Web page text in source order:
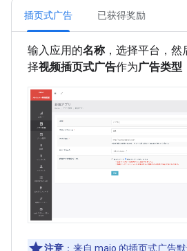
插页式广告 已获得奖励
输入应用的名称，选择平台，然
择视频插页式广告作为广告类型
注意 ：来自 maio 的插页式广告